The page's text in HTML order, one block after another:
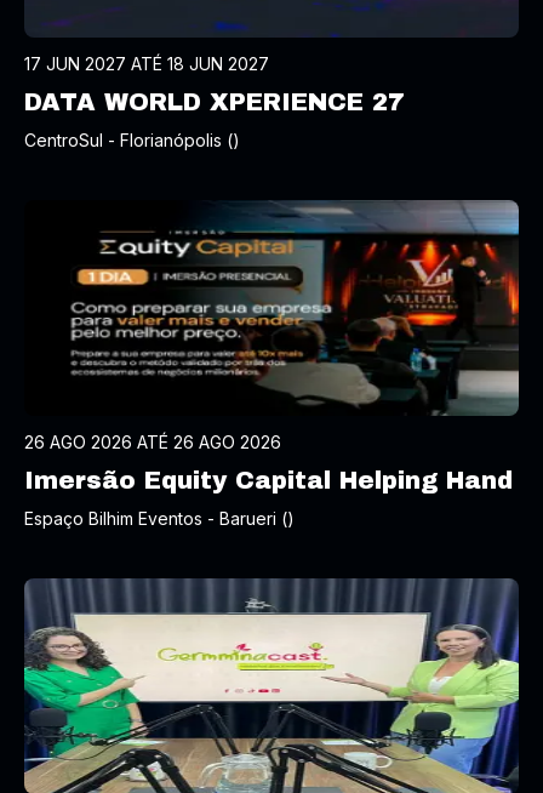
17 JUN 2027 ATÉ 18 JUN 2027
DATA WORLD XPERIENCE 27
CentroSul - Florianópolis ()
26 AGO 2026 ATÉ 26 AGO 2026
Imersão Equity Capital Helping Hand
Espaço Bilhim Eventos - Barueri ()